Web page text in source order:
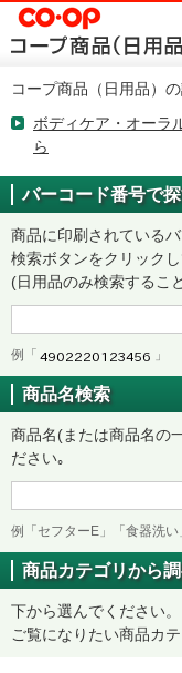
コープ商品（日用品）
ボディケア・オーラ
ら
バーコード番号で
商品に印刷されている
検索ボタンをクリック
(日用品のみ検索するこ
例「 」
商品名検索
商品名(または商品名の
ださい｡
例「セフターE」「食器洗い
商品カテゴリから
下から選んでください。
ご覧になりたい商品カ